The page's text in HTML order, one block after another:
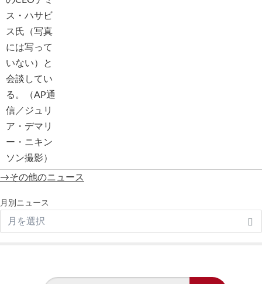
→その他のニュース
月別ニュース